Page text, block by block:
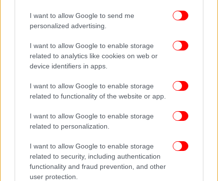
I want to allow Google to send me
personalized advertising.
I want to allow Google to enable storage
related to analytics like cookies on web or
device identifiers in apps.
I want to allow Google to enable storage
related to functionality of the website or app.
I want to allow Google to enable storage
related to personalization.
I want to allow Google to enable storage
related to security, including authentication
functionality and fraud prevention, and other
user protection.